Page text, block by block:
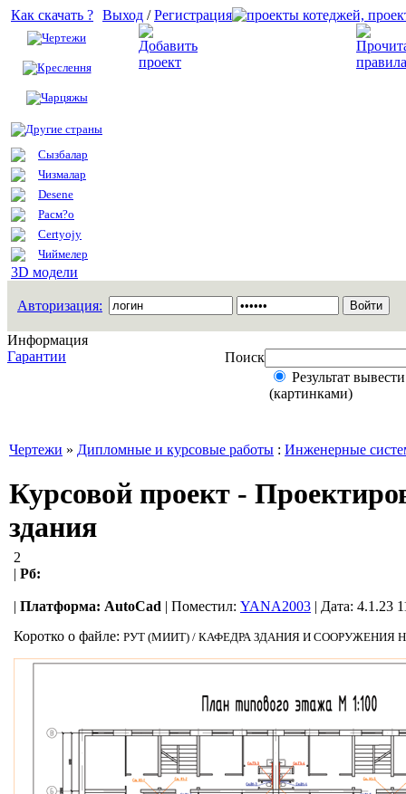
Как скачать ?
Чертежи
Креслення
Чарцяжы
Другие страны
Сызбалар
Чизмалар
Desene
Расм?о
Certyojy
Чиймелер
3D модели
Выход /Регистрация
Авторизация:
Информация
Гарантии
Поиск
Результат
(картинками)
Чертежи » Дипломные и курсовые работы : Инженерные
Курсовой проект -
здания
2
| Рб:
| Платформа: AutoCad | Поместил: YANA2003 | Дата: 4.1.23
Коротко о файле: РУТ (МИИТ) / КАФЕДРА ЗДАНИЯ И СООРУЖЕНИЯ НА